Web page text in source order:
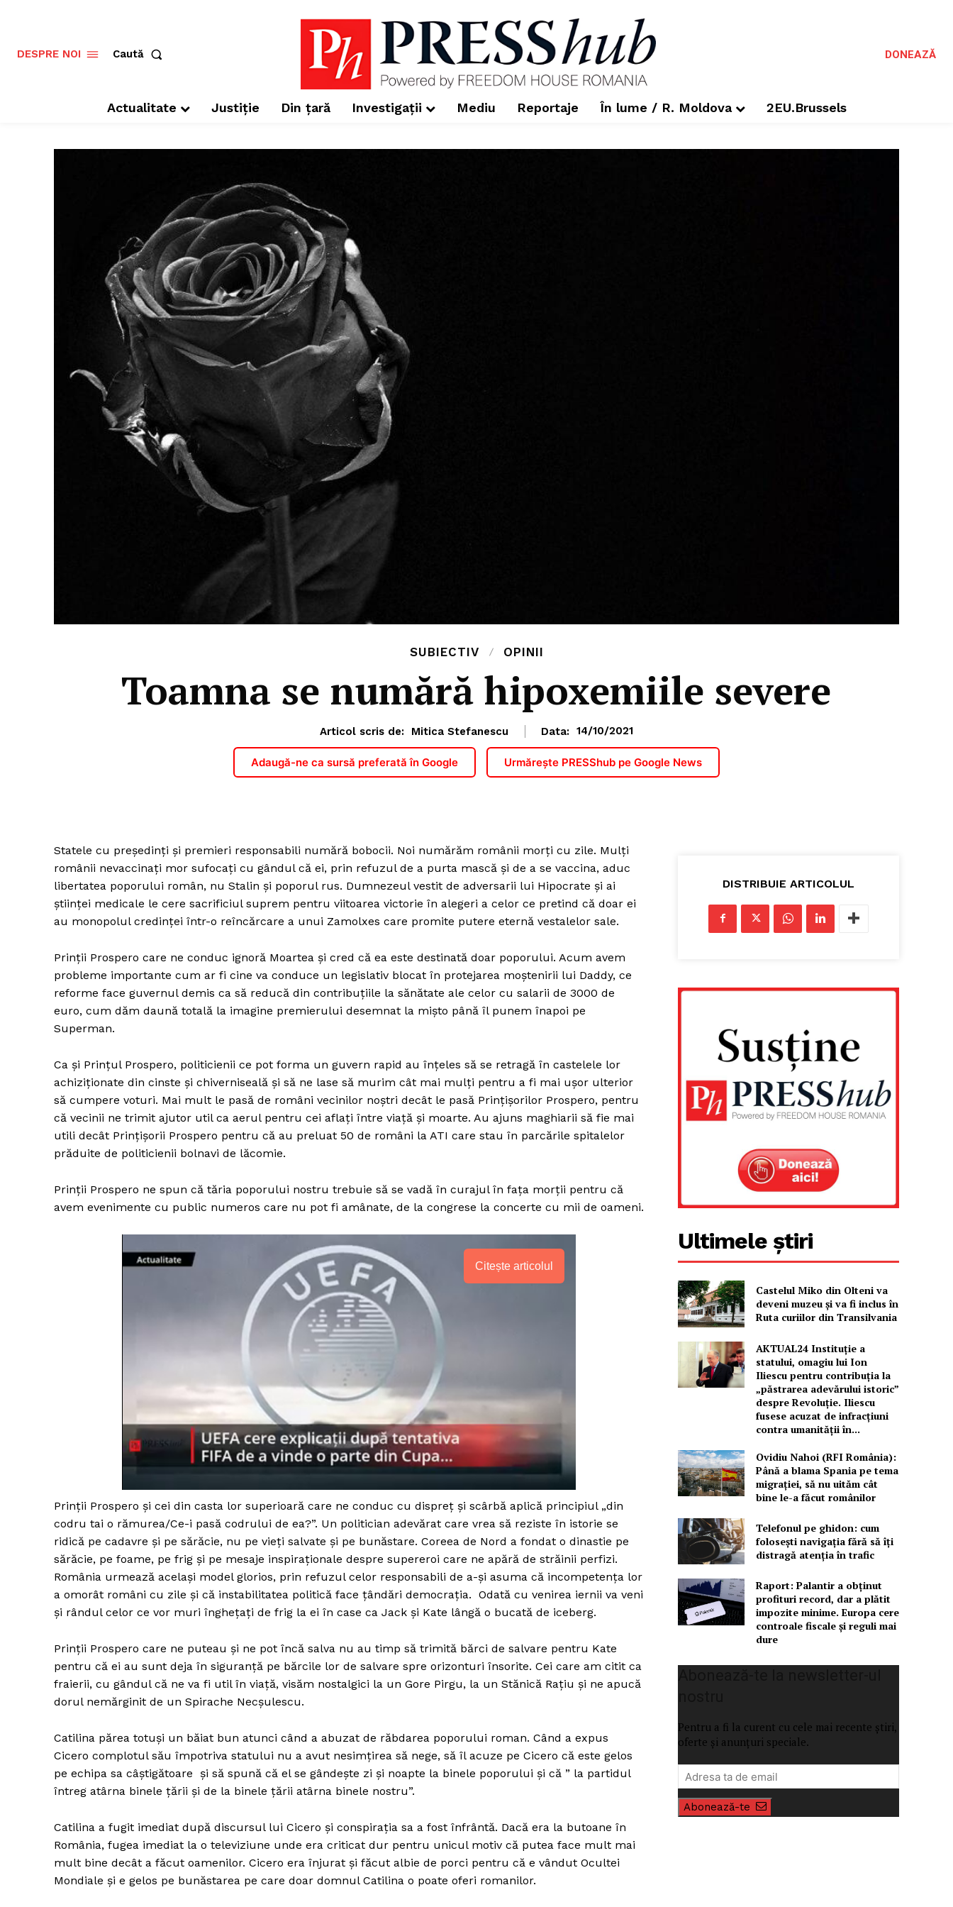
Un proiect
FREEDOM HOUSE
ROMÂNIA
PRESShub
Despre noi / Echipa
Proiecte editoriale
Rețea
DESPRE NOI Caută DONEAZĂ
Actualitate Justiție Din țară Investigații Mediu Reportaje În lume / R. Moldova 2EU.Brussels
SUBIECTIV OPINII
Toamna se numără hipoxemiile severe
Articol scris de: Mitica Stefanescu Data: 14/10/2021
Adaugă-ne ca sursă preferată în Google Urmărește PRESShub pe Google News
Statele cu președinți și premieri responsabili numără bobocii. Noi numărăm românii morți cu zile. Mulți
românii nevaccinați mor sufocați cu gândul că ei, prin refuzul de a purta mască și de a se vaccina, aduc
libertatea poporului român, nu Stalin și poporul rus. Dumnezeul vestit de adversarii lui Hipocrate și ai
științei medicale le cere sacrificiul suprem pentru viitoarea victorie în alegeri a celor ce pretind că doar ei
au monopolul credinței într-o reîncărcare a unui Zamolxes care promite putere eternă vestalelor sale.
Prinții Prospero care ne conduc ignoră Moartea și cred că ea este destinată doar poporului. Acum avem
probleme importante cum ar fi cine va conduce un legislativ blocat în protejarea moștenirii lui Daddy, ce
reforme face guvernul demis ca să reducă din contribuțiile la sănătate ale celor cu salarii de 3000 de
euro, cum dăm daună totală la imagine premierului desemnat la mișto până îl punem înapoi pe
Superman.
Ca și Prințul Prospero, politicienii ce pot forma un guvern rapid au înțeles să se retragă în castelele lor
achiziționate din cinste și chiverniseală și să ne lase să murim cât mai mulți pentru a fi mai ușor ulterior
să cumpere voturi. Mai mult le pasă de români vecinilor noștri decât le pasă Prințișorilor Prospero, pentru
că vecinii ne trimit ajutor util ca aerul pentru cei aflați între viață și moarte. Au ajuns maghiarii să fie mai
utili decât Prințișorii Prospero pentru că au preluat 50 de români la ATI care stau în parcările spitalelor
prăduite de politicienii bolnavi de lăcomie.
Prinții Prospero ne spun că tăria poporului nostru trebuie să se vadă în curajul în fața morții pentru că
avem evenimente cu public numeros care nu pot fi amânate, de la congrese la concerte cu mii de oameni.
Citește articolul
Prinții Prospero și cei din casta lor superioară care ne conduc cu dispreț și scârbă aplică principiul „din
codru tai o rămurea/Ce-i pasă codrului de ea?”. Un politician adevărat care vrea să reziste în istorie se
ridică pe cadavre și pe sărăcie, nu pe vieți salvate și pe bunăstare. Coreea de Nord a fondat o dinastie pe
sărăcie, pe foame, pe frig și pe mesaje inspiraționale despre supereroi care ne apără de străinii perfizi.
România urmează același model glorios, prin refuzul celor responsabili de a-și asuma că incompetența lor
a omorât români cu zile și că instabilitatea politică face țândări democrația. Odată cu venirea iernii va veni
și rândul celor ce vor muri înghețați de frig la ei în case ca Jack și Kate lângă o bucată de iceberg.
Prinții Prospero care ne puteau și ne pot încă salva nu au timp să trimită bărci de salvare pentru Kate
pentru că ei au sunt deja în siguranță pe bărcile lor de salvare spre orizonturi însorite. Cei care am citit ca
fraierii, cu gândul că ne va fi util în viață, visăm nostalgici la un Gore Pirgu, la un Stănică Rațiu și ne apucă
dorul nemărginit de un Spirache Necșulescu.
Catilina părea totuși un băiat bun atunci când a abuzat de răbdarea poporului roman. Când a expus
Cicero complotul său împotriva statului nu a avut nesimțirea să nege, să îl acuze pe Cicero că este gelos
pe echipa sa câștigătoare și să spună că el se gândește zi și noapte la binele poporului și că ” la partidul
întreg atârna binele țării și de la binele țării atârna binele nostru”.
Catilina a fugit imediat după discursul lui Cicero și conspirația sa a fost înfrântă. Dacă era la butoane în
România, fugea imediat la o televiziune unde era criticat dur pentru unicul motiv că putea face mult mai
mult bine decât a făcut oamenilor. Cicero era înjurat și făcut albie de porci pentru că e vândut Ocultei
Mondiale și e gelos pe bunăstarea pe care doar domnul Catilina o poate oferi romanilor.
DISTRIBUIE ARTICOLUL
Ultimele știri
Castelul Miko din Olteni va
deveni muzeu şi va fi inclus în
Ruta curiilor din Transilvania
AKTUAL24 Instituție a
statului, omagiu lui Ion
Iliescu pentru contribuția la
„păstrarea adevărului istoric”
despre Revoluție. Iliescu
fusese acuzat de infracțiuni
contra umanității în...
Ovidiu Nahoi (RFI România):
Până a blama Spania pe tema
migrației, să nu uităm cât
bine le-a făcut românilor
Telefonul pe ghidon: cum
folosești navigația fără să îți
distragă atenția în trafic
Raport: Palantir a obținut
profituri record, dar a plătit
impozite minime. Europa cere
controale fiscale și reguli mai
dure
Pentru a fi la curent cu cele mai recente știri,
oferte și anunțuri speciale.
Abonează-te